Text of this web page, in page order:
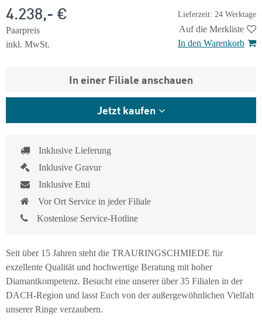
Lieferzeit: 24 Werktage
4.238,- €
Paarpreis
inkl. MwSt.
Auf die Merkliste
In den Warenkorb
In einer Filiale anschauen
Jetzt kaufen
Inklusive Lieferung
Inklusive Gravur
Inklusive Etui
Vor Ort Service in jeder Filiale
Kostenlose Service-Hotline
Seit über 15 Jahren steht die TRAURINGSCHMIEDE für
exzellente Qualität und hochwertige Beratung mit hoher
Diamantkompetenz. Besucht eine unserer über 35 Filialen in der
DACH-Region und lasst Euch von der außergewöhnlichen Vielfalt
unserer Ringe verzaubern.